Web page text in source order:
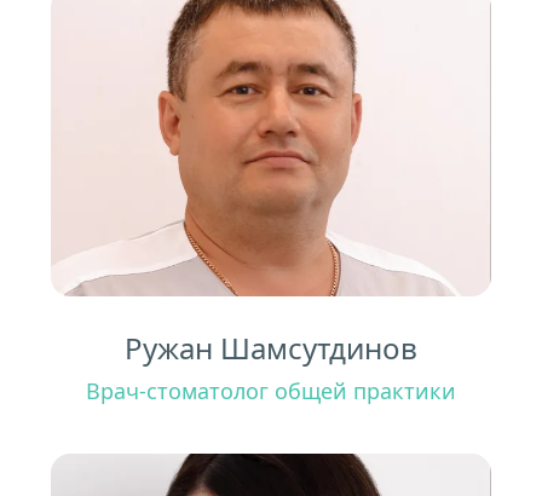
Ружан Шамсутдинов
Врач-стоматолог общей практики